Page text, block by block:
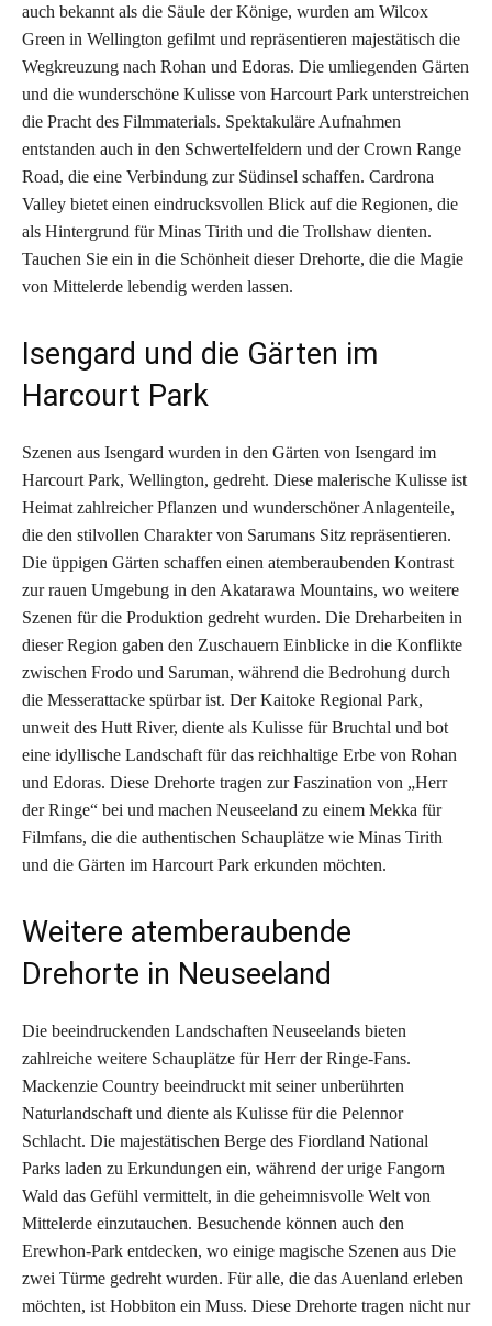
auch bekannt als die Säule der Könige, wurden am Wilcox
Green in Wellington gefilmt und repräsentieren majestätisch die
Wegkreuzung nach Rohan und Edoras. Die umliegenden Gärten
und die wunderschöne Kulisse von Harcourt Park unterstreichen
die Pracht des Filmmaterials. Spektakuläre Aufnahmen
entstanden auch in den Schwertelfeldern und der Crown Range
Road, die eine Verbindung zur Südinsel schaffen. Cardrona
Valley bietet einen eindrucksvollen Blick auf die Regionen, die
als Hintergrund für Minas Tirith und die Trollshaw dienten.
Tauchen Sie ein in die Schönheit dieser Drehorte, die die Magie
von Mittelerde lebendig werden lassen.
Isengard und die Gärten im
Harcourt Park
Szenen aus Isengard wurden in den Gärten von Isengard im
Harcourt Park, Wellington, gedreht. Diese malerische Kulisse ist
Heimat zahlreicher Pflanzen und wunderschöner Anlagenteile,
die den stilvollen Charakter von Sarumans Sitz repräsentieren.
Die üppigen Gärten schaffen einen atemberaubenden Kontrast
zur rauen Umgebung in den Akatarawa Mountains, wo weitere
Szenen für die Produktion gedreht wurden. Die Dreharbeiten in
dieser Region gaben den Zuschauern Einblicke in die Konflikte
zwischen Frodo und Saruman, während die Bedrohung durch
die Messerattacke spürbar ist. Der Kaitoke Regional Park,
unweit des Hutt River, diente als Kulisse für Bruchtal und bot
eine idyllische Landschaft für das reichhaltige Erbe von Rohan
und Edoras. Diese Drehorte tragen zur Faszination von „Herr
der Ringe“ bei und machen Neuseeland zu einem Mekka für
Filmfans, die die authentischen Schauplätze wie Minas Tirith
und die Gärten im Harcourt Park erkunden möchten.
Weitere atemberaubende
Drehorte in Neuseeland
Die beeindruckenden Landschaften Neuseelands bieten
zahlreiche weitere Schauplätze für Herr der Ringe-Fans.
Mackenzie Country beeindruckt mit seiner unberührten
Naturlandschaft und diente als Kulisse für die Pelennor
Schlacht. Die majestätischen Berge des Fiordland National
Parks laden zu Erkundungen ein, während der urige Fangorn
Wald das Gefühl vermittelt, in die geheimnisvolle Welt von
Mittelerde einzutauchen. Besuchende können auch den
Erewhon-Park entdecken, wo einige magische Szenen aus Die
zwei Türme gedreht wurden. Für alle, die das Auenland erleben
möchten, ist Hobbiton ein Muss. Diese Drehorte tragen nicht nur